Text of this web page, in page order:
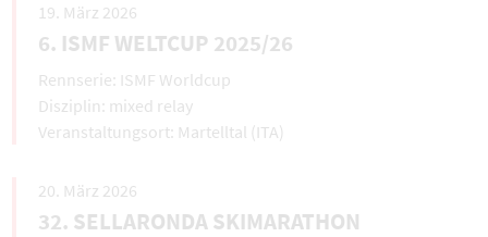
19. März 2026
6. ISMF WELTCUP 2025/26
ISMF Worldcup
mixed relay
Martelltal (ITA)
20. März 2026
32. SELLARONDA SKIMARATHON